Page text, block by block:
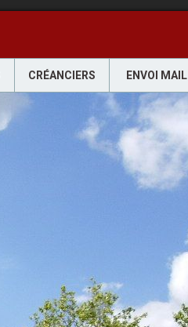
CRÉANCIERS ENVOI MAIL